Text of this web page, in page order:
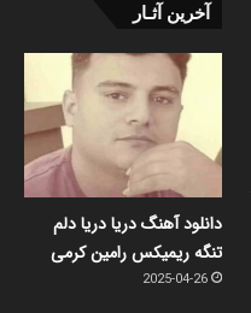
آخرین آثـار
دانلود آهنگ دریا دریا دلم
تنگه ریمیکس رامین کرمی
2025-04-26